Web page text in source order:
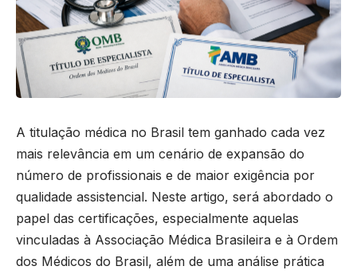
A titulação médica no Brasil tem ganhado cada vez
mais relevância em um cenário de expansão do
número de profissionais e de maior exigência por
qualidade assistencial. Neste artigo, será abordado o
papel das certificações, especialmente aquelas
vinculadas à Associação Médica Brasileira e à Ordem
dos Médicos do Brasil, além de uma análise prática